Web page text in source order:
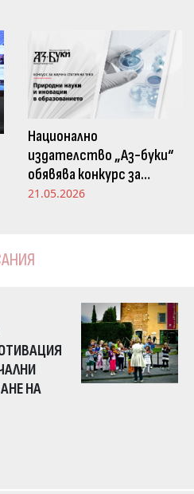
Национално
издателство „Аз-буки“
обявява конкурс за
научна статия на тема
образованието“
21.05.2026
НА